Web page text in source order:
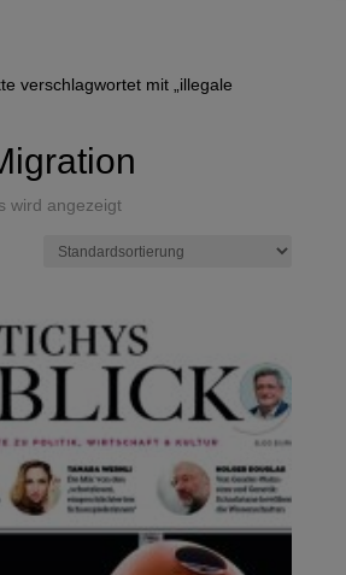
verschlagwortet mit „illegale
wird angezeigt